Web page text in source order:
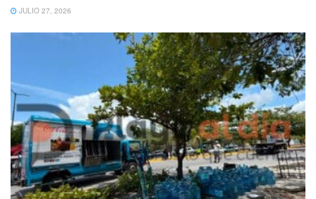
JULIO 27, 2026